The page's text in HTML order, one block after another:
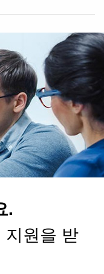
.
지원을 받